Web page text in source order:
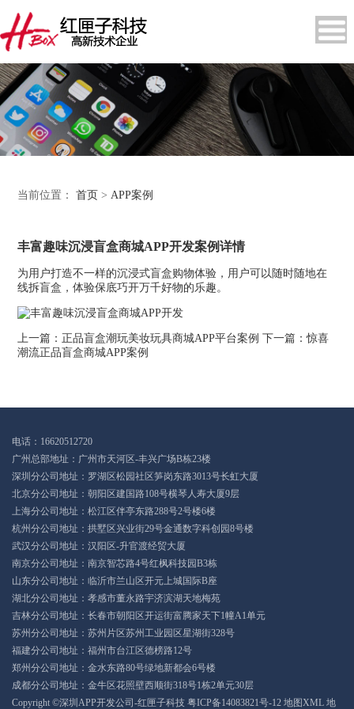
当前位置：首页 > APP案例
丰富趣味沉浸盲盒商城APP开发案例详情
为用户打造不一样的沉浸式盲盒购物体验，用户可以随时随地在
线拆盲盒，体验保底巧开万千好物的乐趣。
上一篇：正品盲盒潮玩美妆玩具商城APP平台案例 下一篇：惊喜
潮流正品盲盒商城APP案例
电话：16620512720
广州总部地址：广州市天河区-丰兴广场B栋23楼
深圳分公司地址：罗湖区松园社区笋岗东路3013号长虹大厦
北京分公司地址：朝阳区建国路108号横琴人寿大厦9层
上海分公司地址：松江区伴亭东路288号2号楼6楼
杭州分公司地址：拱墅区兴业街29号金通数字科创园8号楼
武汉分公司地址：汉阳区-升官渡经贸大厦
南京分公司地址：南京智芯路4号红枫科技园B3栋
山东分公司地址：临沂市兰山区开元上城国际B座
湖北分公司地址：孝感市董永路宇济滨湖天地梅苑
吉林分公司地址：长春市朝阳区开运街富腾家天下1幢A1单元
苏州分公司地址：苏州片区苏州工业园区星湖街328号
福建分公司地址：福州市台江区德榜路12号
郑州分公司地址：金水东路80号绿地新都会6号楼
成都分公司地址：金牛区花照壁西顺街318号1栋2单元30层
Copyright ©深圳APP开发公司-红匣子科技 粤ICP备14083821号-12 地图XML 地